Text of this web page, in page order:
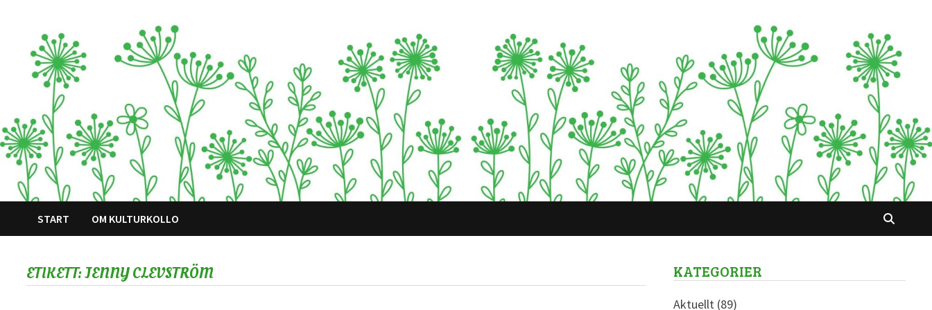
START OM KULTURKOLLO
ETIKETT:JENNY CLEVSTRÖM KATEGORIER
Aktuellt(89)